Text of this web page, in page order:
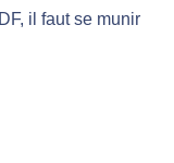
il faut se munir